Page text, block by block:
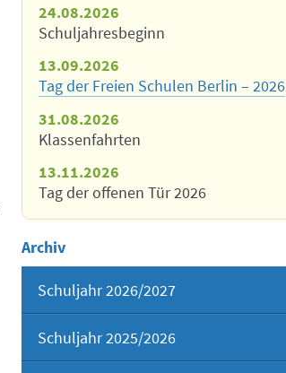
24.08.2026
Schuljahresbeginn
13.09.2026
Tag der Freien Schulen Berlin – 2026
31.08.2026
Klassenfahrten
13.11.2026
Tag der offenen Tür 2026
Archiv
Schuljahr 2026/2027
Schuljahr 2025/2026